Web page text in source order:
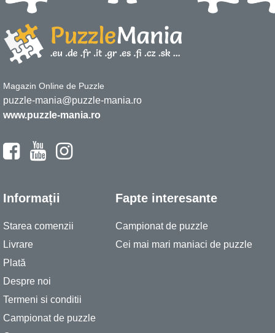
Magazin Online de Puzzle
puzzle-mania@puzzle-mania.ro
www.puzzle-mania.ro
Informații
Starea comenzii
Livrare
Plată
Despre noi
Termeni si conditii
Campionat de puzzle
Fapte interesante
Campionat de puzzle
Cei mai mari maniaci de puzzle